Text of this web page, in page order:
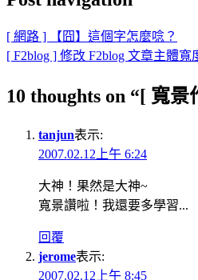
[ 網路 ] 【囧】這個字怎麼唸？
[ F2blog ] 修改 F2blog 文章主體寬
10 thoughts on “[ 寬景
tanjun表示:
2007.02.12上午 6:24
大神！果然是大神~
寬景讚啦！我還要多學習...
回覆
jerome表示:
2007.02.12上午 8:45